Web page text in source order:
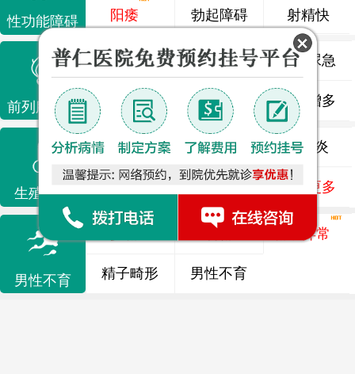
性功能障碍 阳痿 勃起障碍 射精快
前列腺疾病
前列腺炎 前列腺痛 尿频尿急
前列腺增生 排尿不畅 夜尿增多
生殖感染
龟头炎 睾丸炎 尿道炎
了解更多
男性不育
弱精 精液异常
精子畸形 男性不育